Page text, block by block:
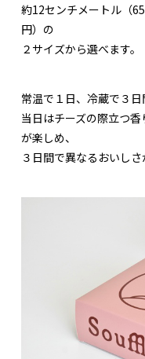
約12センチメートル（
円）の
２サイズから選べます。
常温で１日、冷蔵で３日
当日はチーズの際立つ
が楽しめ、
３日間で異なるおいしさ